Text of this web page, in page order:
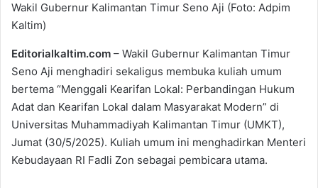
Wakil Gubernur Kalimantan Timur Seno Aji (Foto: Adpim
Kaltim)
Editorialkaltim.com – Wakil Gubernur Kalimantan Timur
Seno Aji menghadiri sekaligus membuka kuliah umum
bertema “Menggali Kearifan Lokal: Perbandingan Hukum
Adat dan Kearifan Lokal dalam Masyarakat Modern” di
Universitas Muhammadiyah Kalimantan Timur (UMKT),
Jumat (30/5/2025). Kuliah umum ini menghadirkan Menteri
Kebudayaan RI Fadli Zon sebagai pembicara utama.